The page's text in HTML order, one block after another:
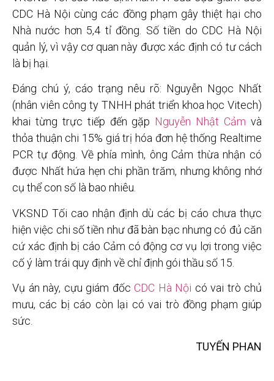
CDC Hà Nội cùng các đồng phạm gây thiệt hại cho
Nhà nước hơn 5,4 tỉ đồng. Số tiền do CDC Hà Nội
quản lý, vì vậy cơ quan này được xác định có tư cách
là bị hại.
Đáng chú ý, cáo trạng nêu rõ: Nguyễn Ngọc Nhất
(nhân viên công ty TNHH phát triển khoa học Vitech)
khai từng trực tiếp đến gặp Nguyễn Nhật Cảm và
thỏa thuận chi 15% giá trị hóa đơn hệ thống Realtime
PCR tự động. Về phía mình, ông Cảm thừa nhận có
được Nhất hứa hẹn chi phần trăm, nhưng không nhớ
cụ thể con số là bao nhiêu.
VKSND Tối cao nhận định dù các bị cáo chưa thực
hiện việc chi số tiền như đã bàn bạc nhưng có đủ căn
cứ xác định bị cáo Cảm có động cơ vụ lợi trong việc
cố ý làm trái quy định về chỉ định gói thầu số 15.
Vụ án này, cựu giám đốc CDC Hà Nội có vai trò chủ
mưu, các bị cáo còn lại có vai trò đồng phạm giúp
sức.
TUYẾN PHAN